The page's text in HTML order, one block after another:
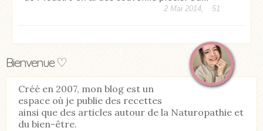
2 Mai 2014, 51
Bienvenue ♡
Créé en 2007, mon blog est un
espace où je publie des recettes
ainsi que des articles autour de la Naturopathie et
du bien-être.